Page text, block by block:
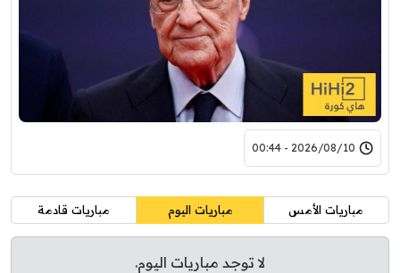
2026/08/10 - 00:44
مباريات الأمس مباريات اليوم مباريات قادمة
لا توجد مباريات اليوم.